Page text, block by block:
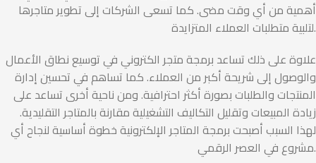
أهمية من أي وقت مضى. كما تسعى الشركات إلى تطوير متاجرها
لتلبية متطلبات العملاء المتزايدة.
علاوة على ذلك تساعد برمجة متجر الكتروني في توسيع نطاق الأعمال
والوصول إلى شريحة أكبر من العملاء. كما تساهم في تحسين إدارة
المنتجات والطلبات بصورة أكثر احترافية. ومن ناحية أخرى تساعد على
زيادة المبيعات وتقليل التكاليف التشغيلية مقارنة بالمتاجر التقليدية.
لهذا السبب أصبحت برمجة المتاجر الإلكترونية خطوة أساسية لنجاح أي
مشروع في العصر الرقمي.